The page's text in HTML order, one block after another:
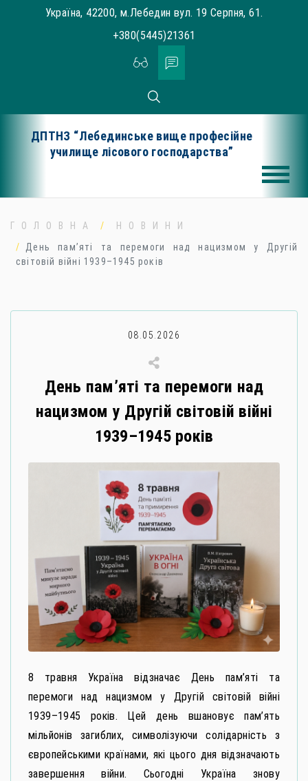
Україна, 42200, м.Лебедин вул. 19 Серпня, 61.
+380(5445)21361
ДПТНЗ “Лебединське вище професійне
училище лісового господарства”
ГОЛОВНА
НОВИНИ
День пам’яті та перемоги над нацизмом у Другій
світовій війні 1939–1945 років
08.05.2026
День пам’яті та перемоги над
нацизмом у Другій світовій війні
1939–1945 років
8 травня Україна відзначає День пам’яті та
перемоги над нацизмом у Другій світовій війні
1939–1945 років. Цей день вшановує пам’ять
мільйонів загиблих, символізуючи солідарність з
європейськими країнами, які цього дня відзначають
завершення війни. Сьогодні Україна знову